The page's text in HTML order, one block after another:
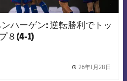
ハーゲン: 逆転勝利でトッ
８(4-1)
26年1月28日